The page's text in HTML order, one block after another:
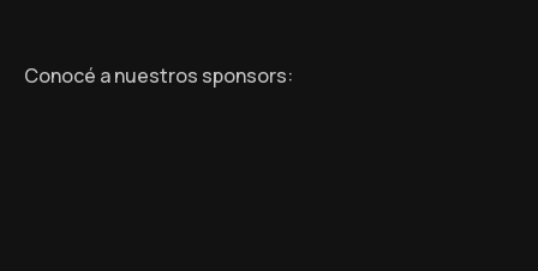
Conocé a nuestros sponsors: